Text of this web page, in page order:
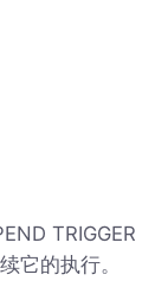
TRIGGER
它的执行。